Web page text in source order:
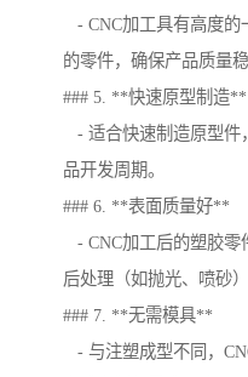
- CNC加工具有高度的
的零件，确保产品质量稳
### 5. **快速原型制造**
- 适合快速制造原型件
品开发周期。
### 6. **表面质量好**
- CNC加工后的塑胶零
后处理（如抛光、喷砂
### 7. **无需模具**
- 与注塑成型不同，